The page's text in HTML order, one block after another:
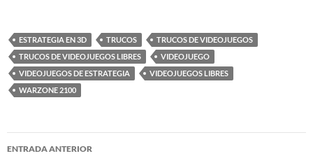
ESTRATEGIA EN 3D TRUCOS
TRUCOS DE VIDEOJUEGOS
TRUCOS DE VIDEOJUEGOS LIBRES
VIDEOJUEGO
VIDEOJUEGOS DE ESTRATEGIA
VIDEOJUEGOS LIBRES
WARZONE 2100
Navegación
ENTRADA ANTERIOR